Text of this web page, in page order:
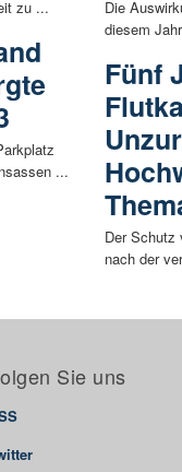
zu ...
...
Die
diesem
Fünf
Der Schutz
nach der
Sie uns